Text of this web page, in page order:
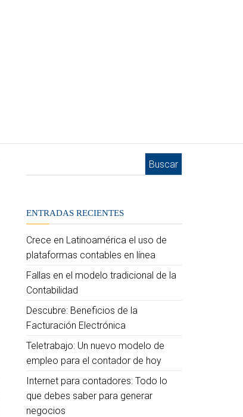
ENTRADAS RECIENTES
Crece en Latinoamérica el uso de
plataformas contables en línea
Fallas en el modelo tradicional de la
Contabilidad
Descubre: Beneficios de la
Facturación Electrónica
Teletrabajo: Un nuevo modelo de
empleo para el contador de hoy
Internet para contadores: Todo lo
que debes saber para generar
negocios